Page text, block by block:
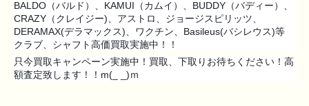
BALDO（バルド）、KAMUI（カムイ）、BUDDY（バディー）、
CRAZY（クレイジー)、アストロ、ジョージスピリッツ、
DERAMAX(デラマックス)、ワクチン、Basileus(バシレウス)等
クラブ、シャフト高価買取実施中！！
只今買取キャンペーン実施中！買取、下取りお待ちください！高
額査定致します！！m(_ _)ｍ